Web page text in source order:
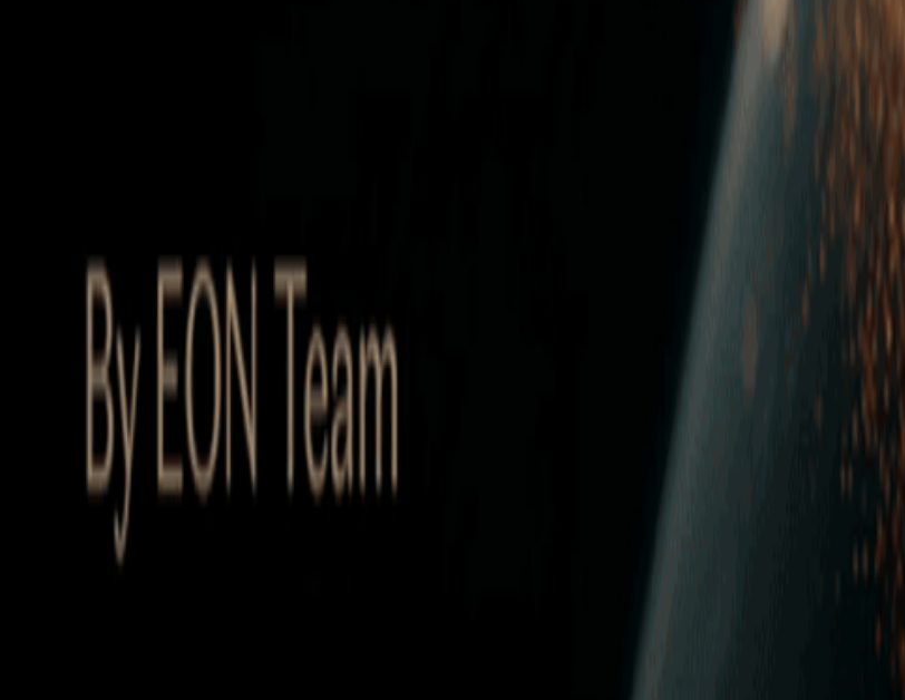
Startup Database